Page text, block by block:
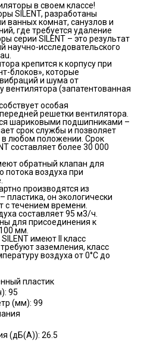
в своем классе!
SILENT, разработаны
ванных комнат, санузлов и
где требуется удаление
серии SILENT – это результат
научно-исследовательского
крепится к корпусу при
блоков», которые
и шума от
вентилятора (запатентованная
особая
решетки вентилятора.
шариковыми подшипниками –
срок службы и позволяет
в любом положении. Срок
составляет более 30 000
обратный клапан для
потока воздуха при
производятся из
пластика, он экологически
с течением времени.
составляет 95 м3/ч.
для присоединения к
мм.
имеют II класс
заземления, класс
воздуха от 0°С до
пластик
95
(мм): 99
(дБ(А)): 26.5